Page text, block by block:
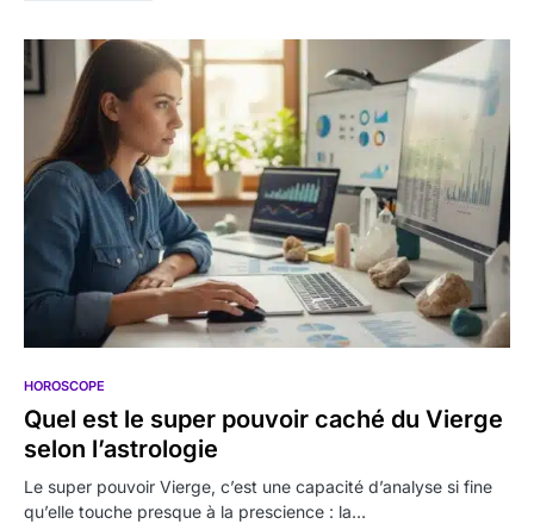
HOROSCOPE
Quel est le super pouvoir caché du Vierge
selon l’astrologie
Le super pouvoir Vierge, c’est une capacité d’analyse si fine
qu’elle touche presque à la prescience : la…